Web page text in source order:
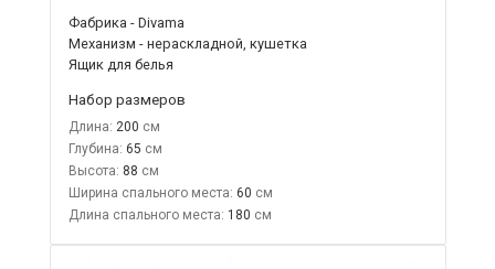
Фабрика - Divama
Механизм - нераскладной, кушетка
Ящик для белья
Набор размеров
Длина: 200
Глубина: 65
Высота: 88
Ширина спального места: 60
Длина спального места: 180